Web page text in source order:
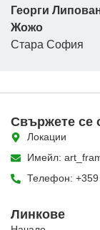
Георги
Жожо
Стара София
Линкове
Свържете се
Локации
Имейл:
Телефон: